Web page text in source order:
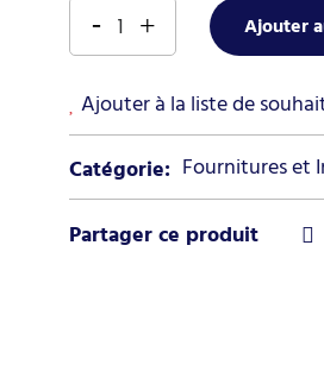
Ajouter
Ajouter à la liste de
Catégorie: Fournitures et